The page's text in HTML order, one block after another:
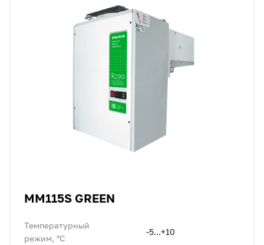
MM115S GREEN
Температурный
режим, °C
-5...+10